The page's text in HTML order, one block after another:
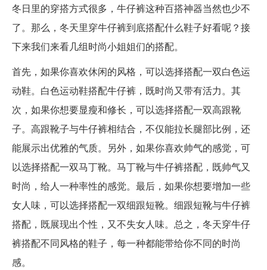
冬日里的穿搭方式很多，牛仔裤这种百搭神器当然也少不
了。那么，冬天里穿牛仔裤到底搭配什么鞋子好看呢？接
下来我们来看几组时尚小姐姐们的搭配。
首先，如果你喜欢休闲的风格，可以选择搭配一双白色运
动鞋。白色运动鞋搭配牛仔裤，既时尚又带有活力。其
次，如果你想要显瘦和修长，可以选择搭配一双高跟靴
子。高跟靴子与牛仔裤相结合，不仅能拉长腿部比例，还
能展示出优雅的气质。另外，如果你喜欢帅气的感觉，可
以选择搭配一双马丁靴。马丁靴与牛仔裤搭配，既帅气又
时尚，给人一种率性的感觉。最后，如果你想要增加一些
女人味，可以选择搭配一双细跟短靴。细跟短靴与牛仔裤
搭配，既展现出个性，又不失女人味。总之，冬天穿牛仔
裤搭配不同风格的鞋子，每一种都能带给你不同的时尚
感。